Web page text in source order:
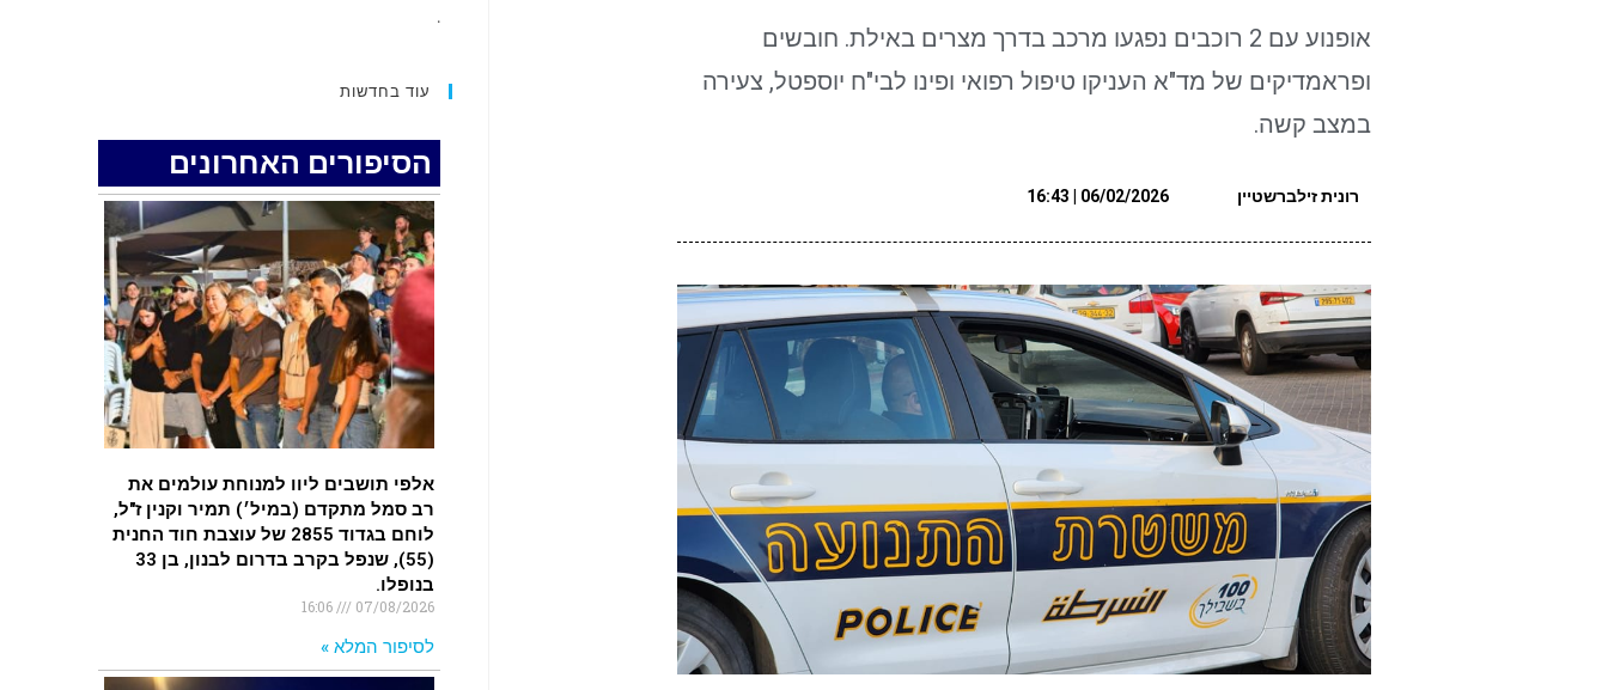
אופנוע עם 2 רוכבים נפגעו מרכב בדרך מצרים באילת. חובשים
ופראמדיקים של מד"א העניקו טיפול רפואי ופינו לבי"ח יוספטל, צעירה
במצב קשה.
רונית זילברשטיין 06/02/2026 | 16:43
.
זוג שיחד עם ילדיהם יצאו למסע גניבות
באילת.
האדמה רועדת- סדרת רעידות אדמה
בחצי האי סיני
רכב התנגש במעקה בטיחות בכביש 90
בסמוך לעין חצבה. פצועים
עוד בחדשות
הסיפורים האחרונים
אלפי תושבים ליוו למנוחת עולמים את
רב סמל מתקדם (במיל׳) תמיר וקנין ז"ל,
לוחם בגדוד 2855 של עוצבת חוד החנית
(55), שנפל בקרב בדרום לבנון, בן 33
בנופלו.
07/08/2026
לסיפור המלא »